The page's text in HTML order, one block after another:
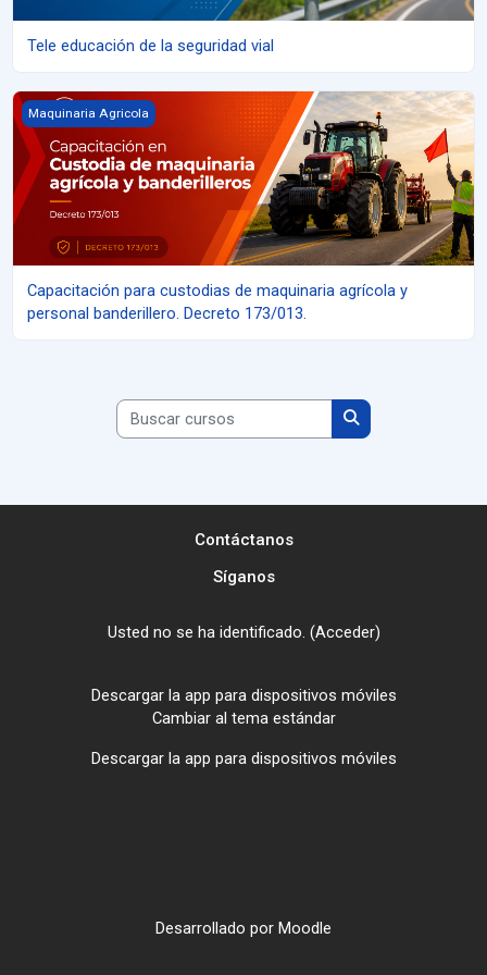
Tele educación de la seguridad vial
Capacitación para custodias de maquinaria agrícola y personal
Maquinaria Agricola
Capacitación para custodias de maquinaria agrícola y
personal banderillero. Decreto 173/013.
Buscar cursos
Buscar cursos
Contáctanos
Síganos
Usted no se ha identificado. (Acceder)
Descargar la app para dispositivos móviles
Cambiar al tema estándar
Descargar la app para dispositivos móviles
Desarrollado por Moodle